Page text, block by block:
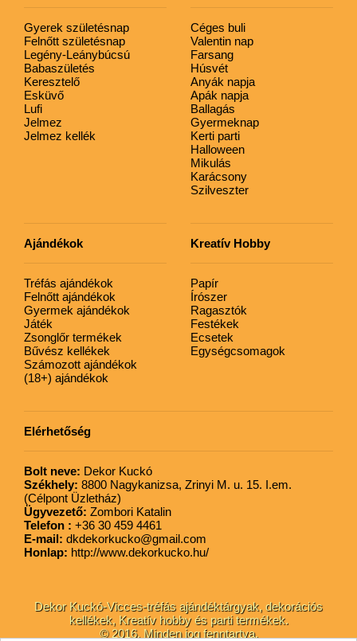
Gyerek születésnap
Felnőtt születésnap
Legény-Leánybúcsú
Babaszületés
Keresztelő
Esküvő
Lufi
Jelmez
Jelmez kellék
Céges buli
Valentin nap
Farsang
Húsvét
Anyák napja
Apák napja
Ballagás
Gyermeknap
Kerti parti
Halloween
Mikulás
Karácsony
Szilveszter
Ajándékok
Tréfás ajándékok
Felnőtt ajándékok
Gyermek ajándékok
Játék
Zsonglőr termékek
Bűvész kellékek
Számozott ajándékok
(18+) ajándékok
Kreatív Hobby
Papír
Írószer
Ragasztók
Festékek
Ecsetek
Egységcsomagok
Elérhetőség
Bolt neve: Dekor Kuckó
Székhely: 8800 Nagykanizsa, Zrinyi M. u. 15. I.em.
(Célpont Üzletház)
Ügyvezető: Zombori Katalin
Telefon : +36 30 459 4461
E-mail: dkdekorkucko@gmail.com
Honlap: http://www.dekorkucko.hu/
Dekor Kuckó-Vicces-tréfás ajándéktárgyak, dekorációs
kellékek, Kreatív hobby és parti termékek.
© 2016. Minden jog fenntartva.